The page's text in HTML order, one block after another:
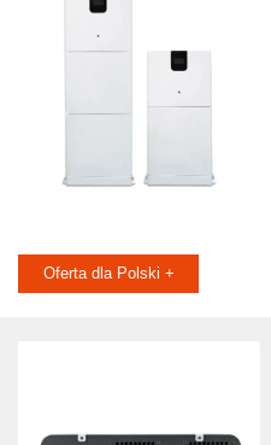
Oferta dla Polski +